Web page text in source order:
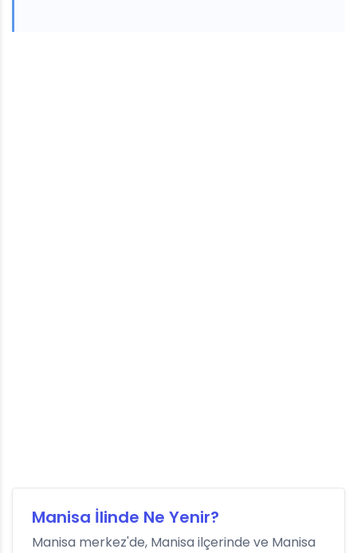
Manisa İlinde Ne Yenir?
Manisa merkez'de, Manisa ilçerinde ve Manisa